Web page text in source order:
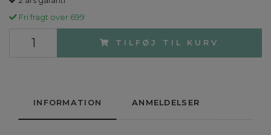
Fri fragt over 699
TILFØJ TIL KURV
INFORMATION ANMELDELSER